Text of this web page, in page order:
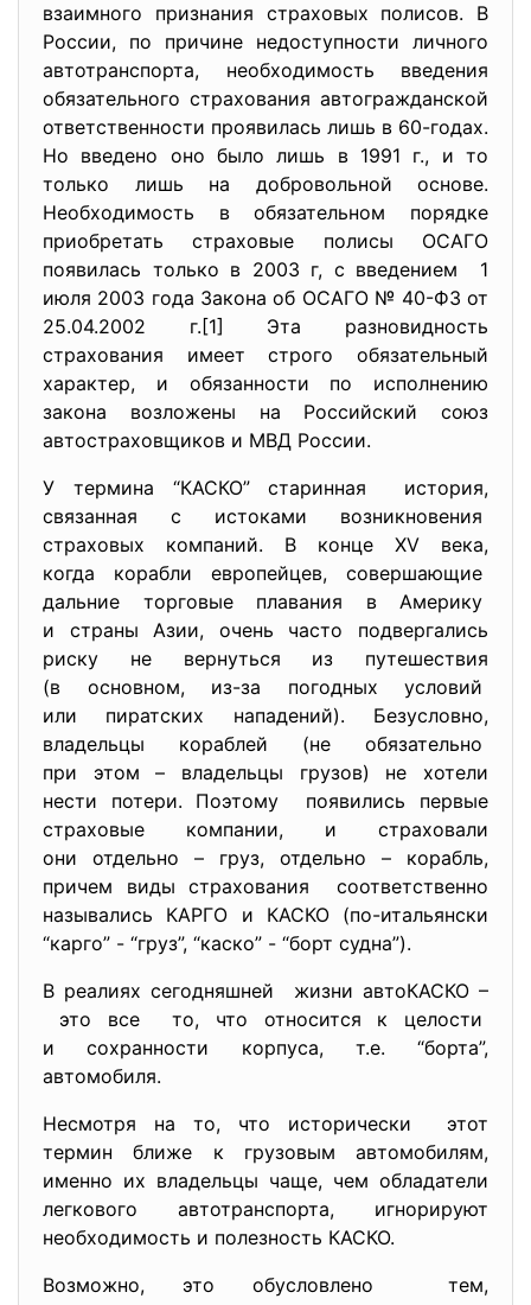
взаимного признания страховых полисов. В
России, по причине недоступности личного
автотранспорта, необходимость введения
обязательного страхования автогражданской
ответственности проявилась лишь в 60-годах.
Но введено оно было лишь в 1991 г., и то
только лишь на добровольной основе.
Необходимость в обязательном порядке
приобретать страховые полисы ОСАГО
появилась только в 2003 г, с введением 1
июля 2003 года Закона об ОСАГО № 40-ФЗ от
25.04.2002 г.[1] Эта разновидность
страхования имеет строго обязательный
характер, и обязанности по исполнению
закона возложены на Российский союз
автостраховщиков и МВД России.
У термина “КАСКО” старинная история,
связанная с истоками возникновения
страховых компаний. В конце XV века,
когда корабли европейцев, совершающие
дальние торговые плавания в Америку
и страны Азии, очень часто подвергались
риску не вернуться из путешествия
(в основном, из-за погодных условий
или пиратских нападений). Безусловно,
владельцы кораблей (не обязательно
при этом – владельцы грузов) не хотели
нести потери. Поэтому появились первые
страховые компании, и страховали
они отдельно – груз, отдельно – корабль,
причем виды страхования соответственно
назывались КАРГО и КАСКО (по-итальянски
“карго” - “груз”, “каско” - “борт судна”).
В реалиях сегодняшней жизни автоКАСКО –
это все то, что относится к целости
и сохранности корпуса, т.е. “борта”,
автомобиля.
Несмотря на то, что исторически этот
термин ближе к грузовым автомобилям,
именно их владельцы чаще, чем обладатели
легкового автотранспорта, игнорируют
необходимость и полезность КАСКО.
Возможно, это обусловлено тем,